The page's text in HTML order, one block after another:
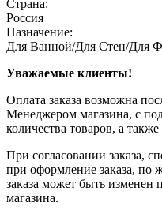
Страна:
Россия
Назначение:
Для Ванной/Для Стен/Для
Уважаемые клиенты!
Оплата заказа возможна
Менеджером магазина, с
количества товаров, а
При согласовании заказа,
при оформление заказа, по
заказа может быть
магазина.